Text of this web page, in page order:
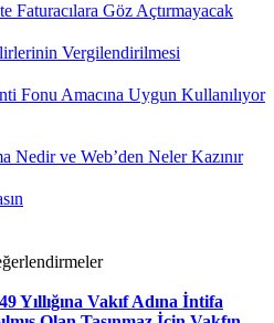
Faturacılara Göz Açtırmayacak
Vergilendirilmesi
Fonu Amacına Uygun Kullanılıyor
Nedir ve Web’den Neler Kazınır
Yıllığına Vakıf Adına İntifa